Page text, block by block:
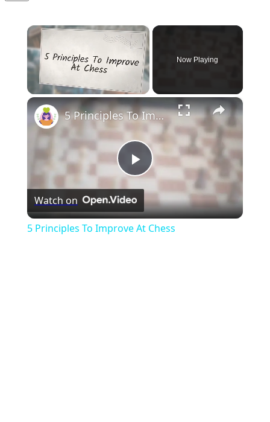
×
Now Playing
×
Play
Video
5 Principles To Improve At Chess
Watch on
5 Principles To Improve At Chess